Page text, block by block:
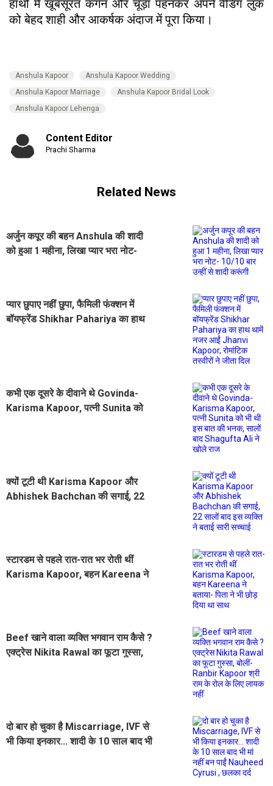
हाथों में खूबसूरत कंगन और चूड़ा पहनकर अपने वेडिंग लुक
को बेहद शाही और आकर्षक अंदाज में पूरा किया।
Anshula Kapoor
Anshula Kapoor Wedding
Anshula Kapoor Marriage
Anshula Kapoor Bridal Look
Anshula Kapoor Lehenga
Content Editor
Prachi Sharma
Related News
अर्जुन कपूर की बहन Anshula की शादी
को हुआ 1 महीना, लिखा प्यार भरा नोट-
प्यार छुपाए नहीं छुपा, फैमिली फंक्शन में
बॉयफ्रेंड Shikhar Pahariya का हाथ
कभी एक दूसरे के दीवाने थे Govinda-
Karisma Kapoor, पत्नी Sunita को
क्यों टूटी थी Karisma Kapoor और
Abhishek Bachchan की सगाई, 22
स्टारडम से पहले रात-रात भर रोती थीं
Karisma Kapoor, बहन Kareena ने
Beef खाने वाला व्यक्ति भगवान राम कैसे ?
एक्ट्रेस Nikita Rawal का फूटा गुस्सा,
दो बार हो चुका है Miscarriage, IVF से
भी किया इनकार... शादी के 10 साल बाद भी